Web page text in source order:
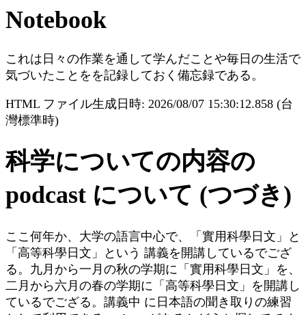
Notebook
これは日々の作業を通して学んだことや毎日の生活で
気づいたことをを記録しておく備忘録である。
HTML ファイル生成日時: 2026/08/07 15:30:12.858 (台
灣標準時)
科学についての内容の
podcast について (つづき)
ここ何年か、大学の語言中心で、「實用科學日文」と
「高等科學日文」という 講義を開講しているでござ
る。九月から一月の秋の学期に「實用科學日文」を、
二月から六月の春の学期に「高等科學日文」を開講し
ているでござる。講義中 に日本語の聞き取りの練習